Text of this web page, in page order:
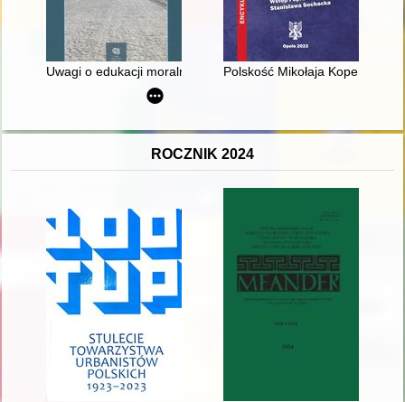
Uwagi o edukacji moralnej synów szlacheckich w XVI-
Polskość Mikołaja Kopernika z
ROCZNIK 2024